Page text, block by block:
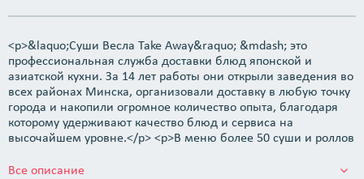
<p>&laquo;Суши Весла Take Away&raquo; &mdash; это
профессиональная служба доставки блюд японской и
азиатской кухни. За 14 лет работы они открыли заведения во
всех районах Минска, организовали доставку в любую точку
города и накопили огромное количество опыта, благодаря
которому удерживают качество блюд и сервиса на
высочайшем уровне.</p> <p>В меню более 50 суши и роллов
вариациях; есть мясные и вегетарианские позиции и даже
Все описание